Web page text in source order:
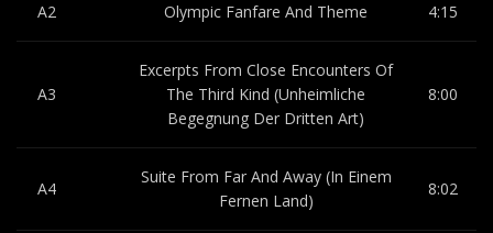
A2 Olympic Fanfare And Theme 4:15
A3
Excerpts From Close Encounters Of
The Third Kind (Unheimliche
Begegnung Der Dritten Art)
8:00
A4
Suite From Far And Away (In Einem
Fernen Land)
8:02